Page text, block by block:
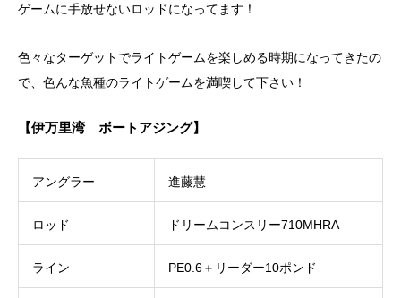
ゲームに手放せないロッドになってます！
色々なターゲットでライトゲームを楽しめる時期になってきたの
で、色んな魚種のライトゲームを満喫して下さい！
【伊万里湾 ボートアジング】
アングラー 進藤慧
ロッド ドリームコンスリー710MHRA
ライン PE0.6＋リーダー10ポンド